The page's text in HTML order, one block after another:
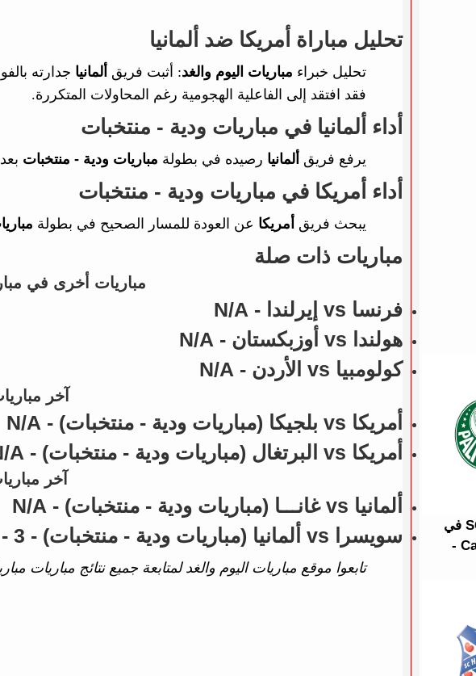
تحليل مباراة أمريكا ضد ألمانيا
تحليل خبراء مباريات اليوم والغد: أثبت فريق ألمانيا جدارته
فقد افتقد إلى الفاعلية الهجومية رغم المحاولات المتكررة.
أداء ألمانيا في مباريات ودية - منتخبات
يرفع فريق ألمانيا رصيده في بطولة مباريات ودية - منتخبات
أداء أمريكا في مباريات ودية - منتخبات
يبحث فريق أمريكا عن العودة للمسار الصحيح في بطولة
مباريات ذات صلة
مباريات أخرى في
فرنسا vs إيرلندا - N/A
هولندا vs أوزبكستان - N/A
كولومبيا vs الأردن - N/A
آخر
أمريكا vs بلجيكا (مباريات ودية - منتخبات) - N/A
أمريكا vs البرتغال (مباريات ودية - منتخبات) - N/A
آخر
ألمانيا vs غانـــا (مباريات ودية - منتخبات) - N/A
سويسرا vs ألمانيا (مباريات ودية - منتخبات) - 3 - 4
تابعوا موقع مباريات اليوم والغد لمتابعة جميع نتائج مباريات
SE Palmeiras ضد SC Internacional في
قمة Campeonato Brasileiro Série A -